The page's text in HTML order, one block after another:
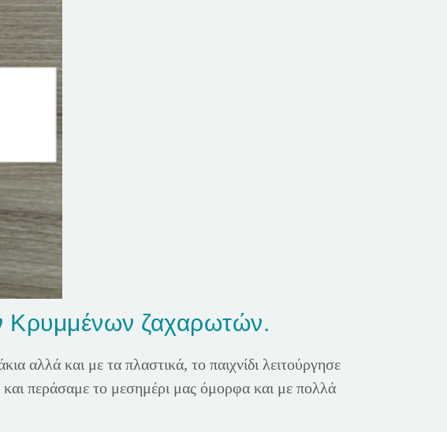
Κρυμμένων ζαχαρωτών.
αλλά και με τα πλαστικά, το παιχνίδι λειτούργησε
περάσαμε το μεσημέρι μας όμορφα και με πολλά